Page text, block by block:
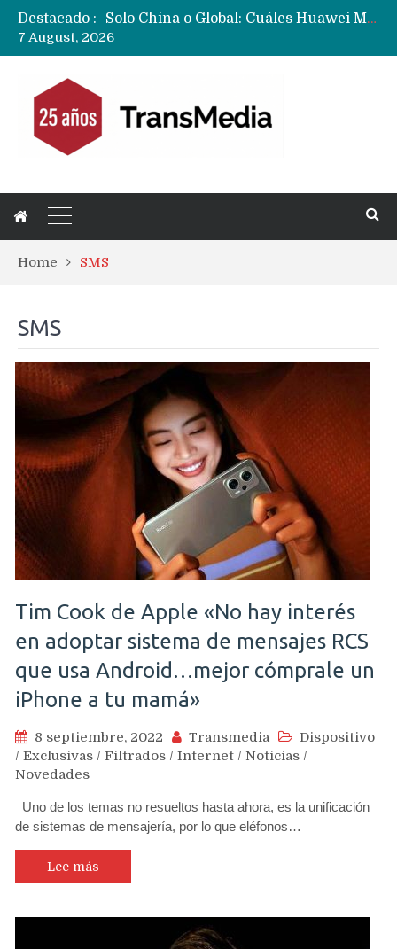
Destacado :
Data Centers de Huawei en Chile, México, Brasil,Perú y Argentina podrían verse afectados por arremetida de EE.UU
7 August, 2026
Home SMS
SMS
Tim Cook de Apple «No hay interés
en adoptar sistema de mensajes RCS
que usa Android…mejor cómprale un
iPhone a tu mamá»
8 septiembre, 2022 Transmedia
Dispositivo
/ Exclusivas / Filtrados / Internet / Noticias /
Novedades
Uno de los temas no resueltos hasta ahora, es la unificación
de sistemas de mensajería, por lo que eléfonos…
Lee más